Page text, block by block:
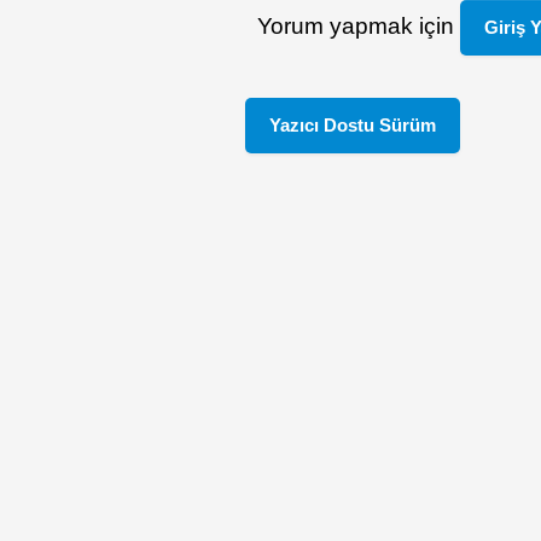
Yorum yapmak için Giriş
Yazıcı Dostu Sürüm